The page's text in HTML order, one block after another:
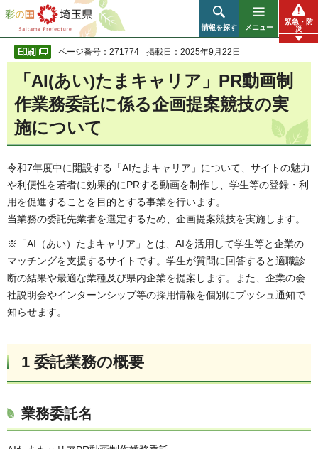
彩の国 埼玉県
情報を探す メニュー
緊急・防
災
ページ番号：271774 掲載日：2025年9月22日
「AI(あい)たまキャリア」PR動画制
作業務委託に係る企画提案競技の実
施について
令和7年度中に開設する「AIたまキャリア」について、サイトの魅力
や利便性を若者に効果的にPRする動画を制作し、学生等の登録・利
用を促進することを目的とする事業を行います。
当業務の委託先業者を選定するため、企画提案競技を実施します。
※「AI（あい）たまキャリア」とは、AIを活用して学生等と企業の
マッチングを支援するサイトです。学生が質問に回答すると適職診
断の結果や最適な業種及び県内企業を提案します。また、企業の会
社説明会やインターンシップ等の採用情報を個別にプッシュ通知で
知らせます。
1 委託業務の概要
業務委託名